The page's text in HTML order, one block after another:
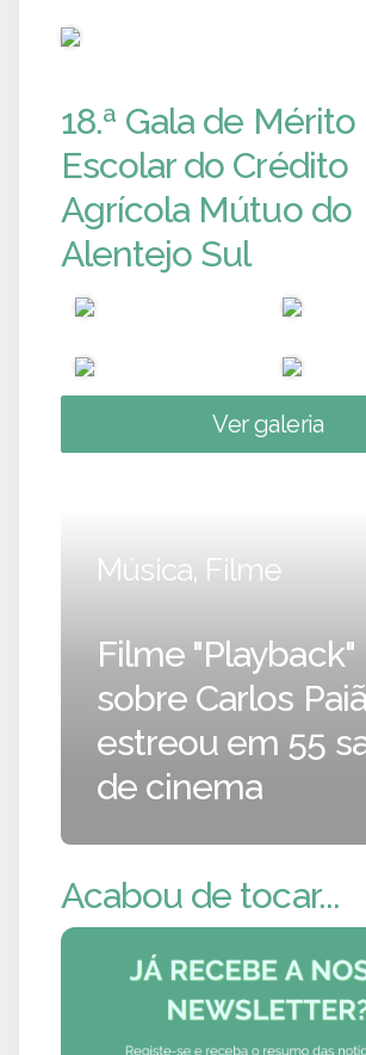
18.ª Gala de Mérito
Escolar do Crédito
Agrícola Mútuo do
Alentejo Sul
Ver galeria
Música, Filme
Filme "Playback"
sobre Carlos
estreou em 55
de cinema
Acabou de tocar...